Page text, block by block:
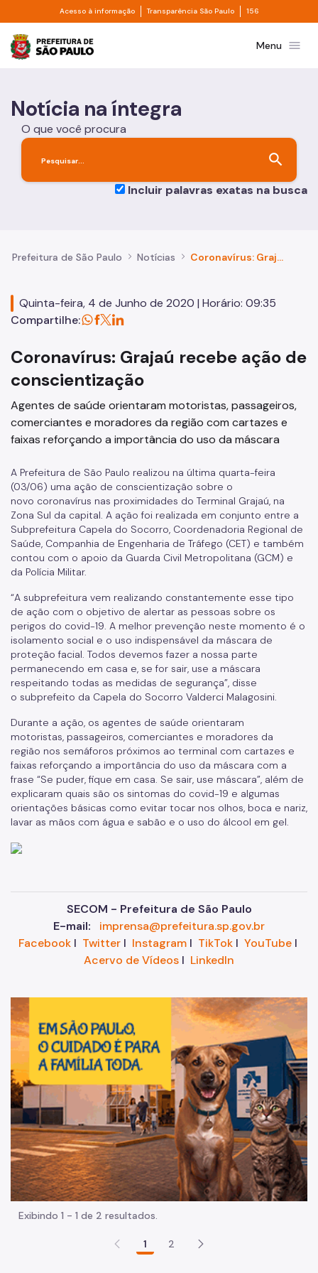
Pular para o Conteúdo principal
Acesso à informação Divisor de acesso à informação
Transparência São Paulo Divisor de
156
Prefeitura de São PauloMenu menu
Notícia na íntegra
O que você procura
search
Incluir palavras exatas na busca
Prefeitura de São Paulo Notícias Coronavírus: Grajaú recebe ação de conscientização
Quinta-feira, 4 de Junho de 2020 | Horário: 09:35
Compartilhe:
Coronavírus: Grajaú recebe ação de
conscientização
Agentes de saúde orientaram motoristas, passageiros,
comerciantes e moradores da região com cartazes e
faixas reforçando a importância do uso da máscara
A Prefeitura de São Paulo realizou na última quarta-feira
(03/06) uma ação de conscientização sobre o
novo coronavírus nas proximidades do Terminal Grajaú, na
Zona Sul da capital. A ação foi realizada em conjunto entre a
Subprefeitura Capela do Socorro, Coordenadoria Regional de
Saúde, Companhia de Engenharia de Tráfego (CET) e também
contou com o apoio da Guarda Civil Metropolitana (GCM) e
da Polícia Militar.
“A subprefeitura vem realizando constantemente esse tipo
de ação com o objetivo de alertar as pessoas sobre os
perigos do covid-19. A melhor prevenção neste momento é o
isolamento social e o uso indispensável da máscara de
proteção facial. Todos devemos fazer a nossa parte
permanecendo em casa e, se for sair, use a máscara
respeitando todas as medidas de segurança”, disse
o subprefeito da Capela do Socorro Valderci Malagosini.
Durante a ação, os agentes de saúde orientaram
motoristas, passageiros, comerciantes e moradores da
região nos semáforos próximos ao terminal com cartazes e
faixas reforçando a importância do uso da máscara com a
frase “Se puder,fique em casa. Se sair, use máscara”, além de
explicaram quais são os sintomas do covid-19 e algumas
orientações básicas como evitar tocar nos olhos, boca e nariz,
lavar as mãos com água e sabão e o uso do álcool em gel.
SECOM - Prefeitura de São Paulo
E-mail:
imprensa@prefeitura.sp.gov.br
FacebookI TwitterI InstagramI TikTokI YouTubeI
Acervo de Vídeos I LinkedIn
Exibindo 1 - 1 de 2 resultados.
1 2